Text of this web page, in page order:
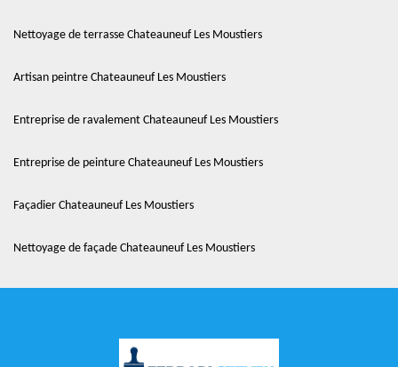
Nettoyage de terrasse Chateauneuf Les Moustiers
Artisan peintre Chateauneuf Les Moustiers
Entreprise de ravalement Chateauneuf Les Moustiers
Entreprise de peinture Chateauneuf Les Moustiers
Façadier Chateauneuf Les Moustiers
Nettoyage de façade Chateauneuf Les Moustiers